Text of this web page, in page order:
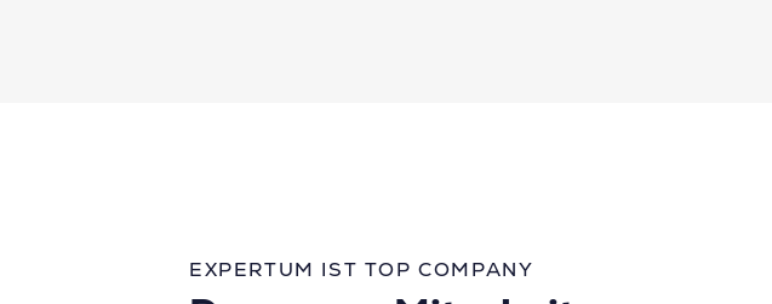
EXPERTUM IST TOP COMPANY